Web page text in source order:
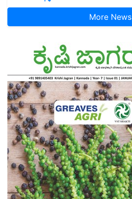
More News